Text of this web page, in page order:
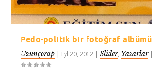
Pedo-politik bir fotoğraf albümü
Uzunçorap | Eyl 20, 2012 |Slider, Yazarlar|